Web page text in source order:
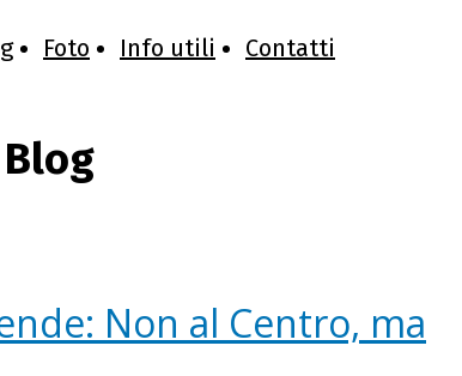
Foto Info utili Contatti
Non al Centro, ma